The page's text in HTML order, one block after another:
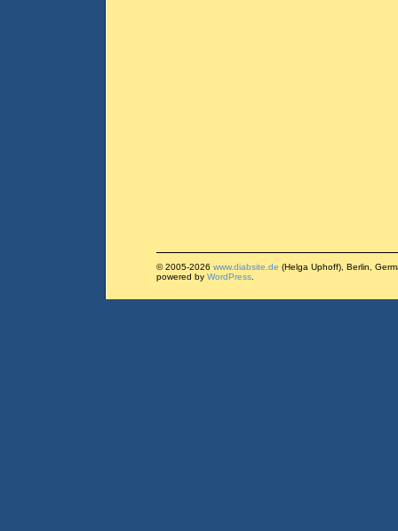
© 2005-2026 www.diabsite.de (Helga Uphoff), Berlin,
powered by WordPress.